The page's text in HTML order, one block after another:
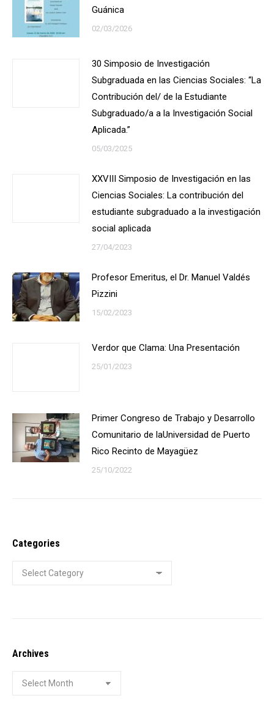
Guánica
02/03/2026
30 Simposio de Investigación
Subgraduada en las Ciencias Sociales: “La
Contribución del/ de la Estudiante
Subgraduado/a a la Investigación Social
Aplicada.”
05/03/2025
XXVIII Simposio de Investigación en las
Ciencias Sociales: La contribución del
estudiante subgraduado a la investigación
social aplicada
27/04/2023
Profesor Emeritus, el Dr. Manuel Valdés
Pizzini
15/02/2023
Verdor que Clama: Una Presentación
25/01/2023
Primer Congreso de Trabajo y Desarrollo
Comunitario de laUniversidad de Puerto
Rico Recinto de Mayagüez
25/10/2022
Categories
Categories
Archives
Archives